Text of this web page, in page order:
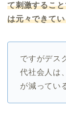
て刺激するこ
は元々できて
ですがデス
代社会人は
が減ってい